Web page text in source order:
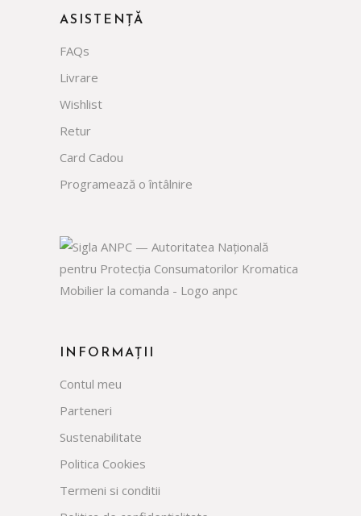
ASISTENȚĂ
FAQs
Livrare
Wishlist
Retur
Card Cadou
Programează o întâlnire
INFORMAȚII
Contul meu
Parteneri
Sustenabilitate
Politica Cookies
Termeni si conditii